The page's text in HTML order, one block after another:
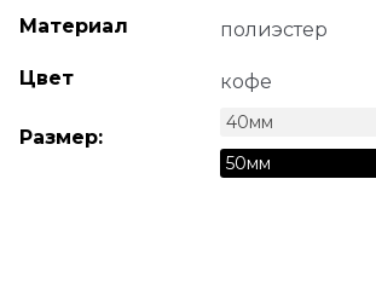
Материал полиэстер
Цвет кофе
Размер:
40мм
50мм